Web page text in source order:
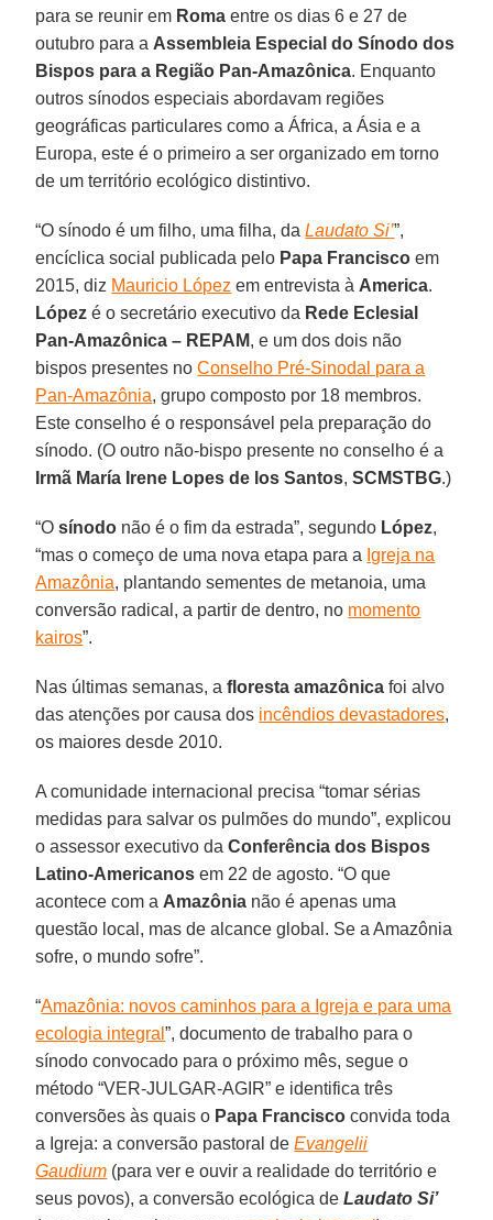
para se reunir em Roma entre os dias 6 e 27 de
outubro para a Assembleia Especial do Sínodo dos
Bispos para a Região Pan-Amazônica. Enquanto
outros sínodos especiais abordavam regiões
geográficas particulares como a África, a Ásia e a
Europa, este é o primeiro a ser organizado em torno
de um território ecológico distintivo.
“O sínodo é um filho, uma filha, daLaudato Si’”,
encíclica social publicada pelo Papa Francisco em
2015, diz Mauricio López em entrevista à America.
López é o secretário executivo da Rede Eclesial
Pan-Amazônica – REPAM, e um dos dois não
bispos presentes noConselho Pré-Sinodal para a
Pan-Amazônia, grupo composto por 18 membros.
Este conselho é o responsável pela preparação do
sínodo. (O outro não-bispo presente no conselho é a
Irmã María Irene Lopes de los Santos,SCMSTBG.)
“Osínodo não é o fim da estrada”, segundo López,
“mas o começo de uma nova etapa para a Igreja na
Amazônia, plantando sementes de metanoia, uma
conversão radical, a partir de dentro, no momento
kairos”.
Nas últimas semanas, afloresta amazônica foi alvo
das atenções por causa dos incêndios devastadores,
os maiores desde 2010.
A comunidade internacional precisa “tomar sérias
medidas para salvar os pulmões do mundo”, explicou
o assessor executivo daConferência dos Bispos
Latino-Americanos em 22 de agosto. “O que
acontece com a Amazônia não é apenas uma
questão local, mas de alcance global. Se a Amazônia
sofre, o mundo sofre”.
“Amazônia: novos caminhos para a Igreja e para uma
ecologia integral”, documento de trabalho para o
sínodo convocado para o próximo mês, segue o
método “VER-JULGAR-AGIR” e identifica três
conversões às quais o Papa Francisco convida toda
a Igreja: a conversão pastoral deEvangelii
Gaudium (para ver e ouvir a realidade do território e
seus povos), a conversão ecológica deLaudato Si’